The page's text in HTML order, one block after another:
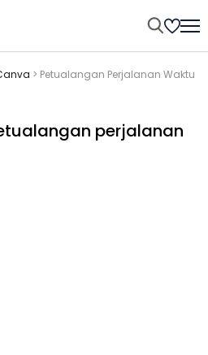
> Petualangan Perjalanan Waktu
perjalanan